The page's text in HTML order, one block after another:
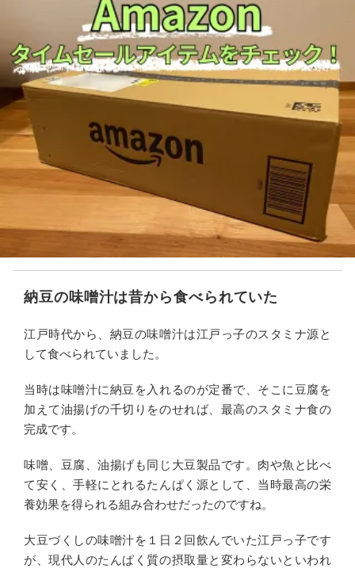
納豆の味噌汁は昔から食べられていた
江戸時代から、納豆の味噌汁は江戸っ子のスタミナ源と
して食べられていました。
当時は味噌汁に納豆を入れるのが定番で、そこに豆腐を
加えて油揚げの千切りをのせれば、最高のスタミナ食の
完成です。
味噌、豆腐、油揚げも同じ大豆製品です。肉や魚と比べ
て安く、手軽にとれるたんぱく源として、当時最高の栄
養効果を得られる組み合わせだったのですね。
大豆づくしの味噌汁を１日２回飲んでいた江戸っ子です
が、現代人のたんぱく質の摂取量と変わらないといわれ